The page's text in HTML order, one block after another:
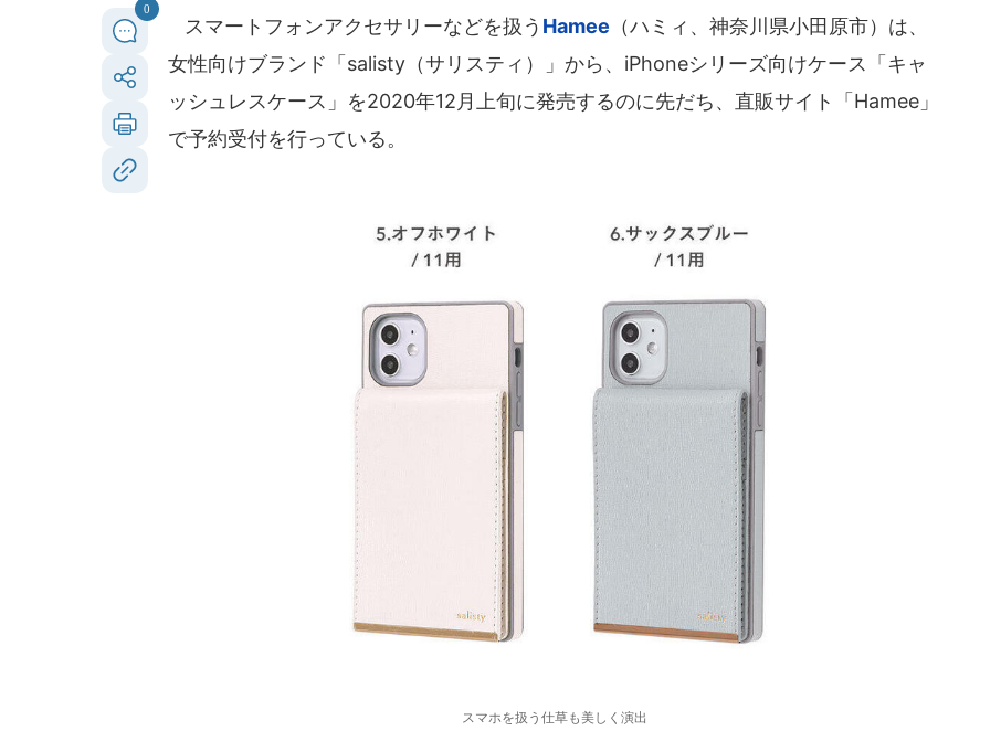
0
スマートフォンアクセサリーなどを扱う Hamee （ハミィ、神奈川県小田原市）は、
女性向けブランド「salisty（サリスティ）」から、iPhoneシリーズ向けケース「キャ
ッシュレスケース」を2020年12月上旬に発売するのに先だち、直販サイト「Hamee」
で予約受付を行っている。
スマホを扱う仕草も美しく演出